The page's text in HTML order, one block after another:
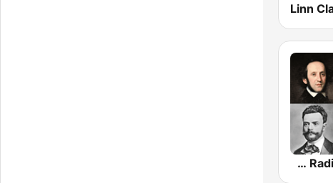
Linn
Classical Radio - ROKiT Radio Network